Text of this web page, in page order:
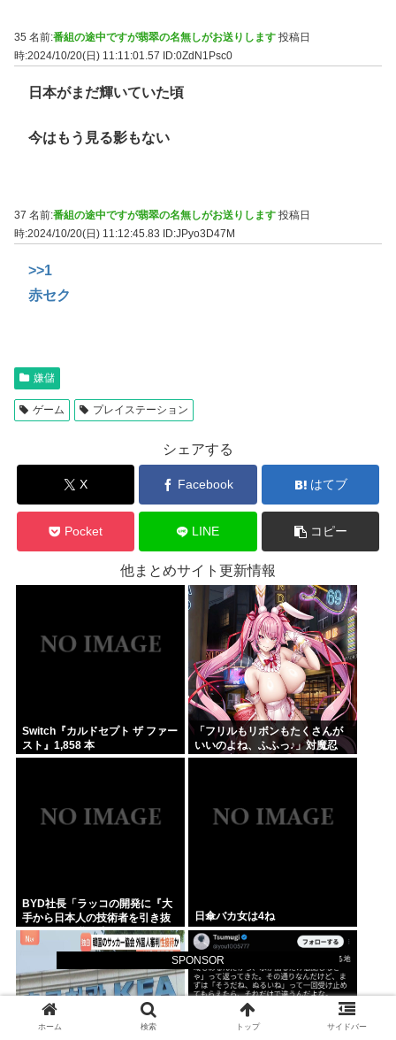
SPONSOR
35 名前:番組の途中ですが翡翠の名無しがお送りします 投稿日
時:2024/10/20(日) 11:11:01.57
ID:0ZdN1Psc0
日本がまだ輝いていた頃
今はもう見る影もない
37 名前:番組の途中ですが翡翠の名無しがお送りします 投稿日
時:2024/10/20(日) 11:12:45.83
ID:JPyo3D47M
>>1
赤セク
嫌儲
ゲーム プレイステーション
シェアする
X Facebook はてブ
Pocket LINE コピー
他まとめサイト更新情報
Switch『カルドセプト ザ ファー
スト』1,858 本
「フリルもリボンもたくさんが
いいのよね、ふふっ♪」対魔忍
RPG・新イベント『バニーとヨ
BYD社長「ラッコの開発に『大
手から日本人の技術者を引き抜
いた』って噂は嘘。開発チーム
に日本人は0人です」
日傘バカ女は4ね
ホーム 検索 トップ サイドバー